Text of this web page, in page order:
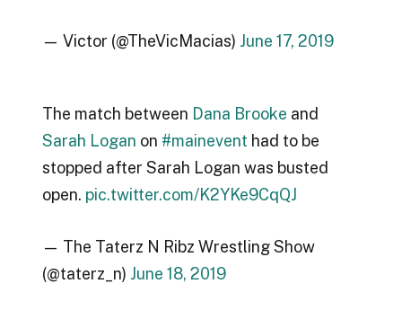
— Victor (@TheVicMacias) June 17, 2019
The match between Dana Brooke and
Sarah Logan on #mainevent had to be
stopped after Sarah Logan was busted
open. pic.twitter.com/K2YKe9CqQJ
— The Taterz N Ribz Wrestling Show
(@taterz_n) June 18, 2019